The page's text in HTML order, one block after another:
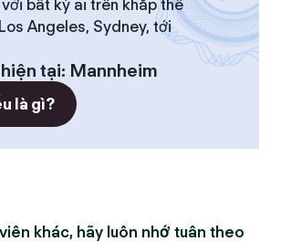
bất kỳ ai trên khắp thế
Angeles, Sydney, tới
tại: Mannheim
là gì?
khác, hãy luôn nhớ tuân theo